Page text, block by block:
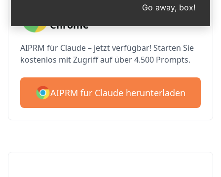
AIPRM Claude für Google
Chrome
AIPRM für Claude – jetzt verfügbar! Starten Sie
kostenlos mit Zugriff auf über 4.500 Prompts.
AIPRM für Claude herunterladen
Go away, box!